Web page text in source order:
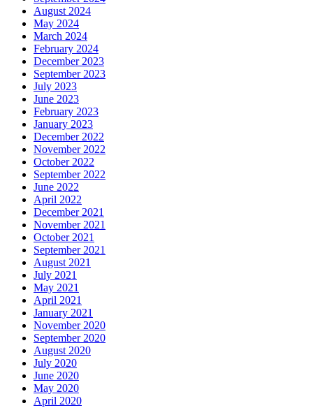
August 2024
May 2024
March 2024
February 2024
December 2023
September 2023
July 2023
June 2023
February 2023
January 2023
December 2022
November 2022
October 2022
September 2022
June 2022
April 2022
December 2021
November 2021
October 2021
September 2021
August 2021
July 2021
May 2021
April 2021
January 2021
November 2020
September 2020
August 2020
July 2020
June 2020
May 2020
April 2020